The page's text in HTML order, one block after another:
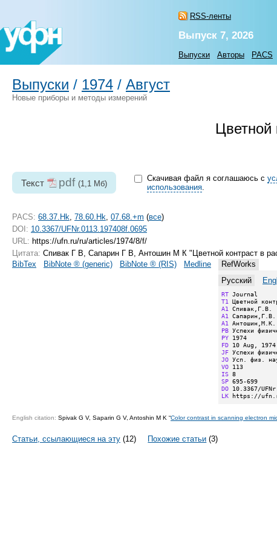
RSS-ленты
Выпуск 7, 2026
Выпуски Авторы PACS
Выпуски / 1974 / Август
Новые приборы и методы измерений
Цветной
Текст pdf (1,1 Мб)
Скачивая файл я соглашаюсь с
использования.
PACS: 68.37.Hk, 78.60.Hk, 07.68.+m (все)
DOI: 10.3367/UFNr.0113.197408f.0695
URL: https://ufn.ru/ru/articles/1974/8/f/
Цитата: Спивак Г В, Сапарин Г В, Антошин М К "Цветной контраст в
BibTex
BibNote ® (generic) BibNote ® (RIS) Medline
RefWorks
Русский
RT
T1
A1
A1
A1
PB
PY
FD
JF
JO
VO
IS
SP
DO
LK https://
English citation: Spivak G V, Saparin G V, Antoshin M K “Color contrast in scanning electron
Статьи, ссылающиеся на эту (12) Похожие статьи (3)